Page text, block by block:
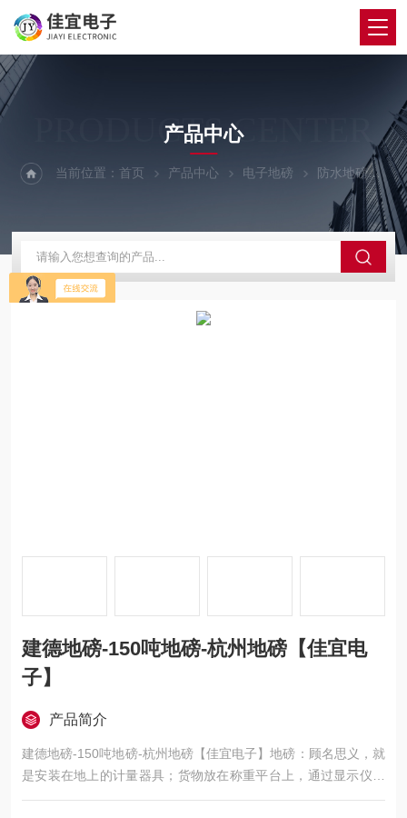
PRODUCTS CENTER
产品中心
当前位置：首页 产品中心 电子地磅 防水地磅
建德地磅-150吨地磅-杭州地磅【佳宜电
子】
产品简介
建德地磅-150吨地磅-杭州地磅【佳宜电子】地磅：顾名思义，就
是安装在地上的计量器具；货物放在称重平台上，通过显示仪表
直接显示出货物重量的一种设备；想了解或订购120吨地磅的用